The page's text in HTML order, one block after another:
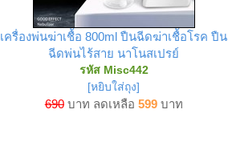
เครื่องพ่นฆ่าเชื้อ 800ml ปืนฉีดฆ่าเชื้อโรค ปืน
ฉีดพ่นไร้สาย นาโนสเปรย์
รหัส Misc442
[หยิบใส่ถุง]
690บาท ลดเหลือ 599บาท